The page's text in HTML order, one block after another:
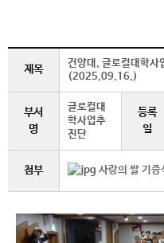
제목
건양대, 글로컬대학사
(2025.09.16.)
부서
명
글로컬대
학사업추
진단
등록
일
첨부 사랑의 쌀 기